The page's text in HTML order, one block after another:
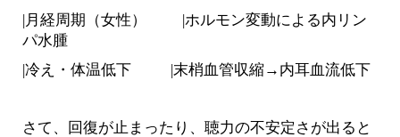
|月経周期（女性）
|ホルモン変動による内リン
パ水腫
|冷え・体温低下
|末梢血管収縮→内耳血流低下
さて、回復が止まったり、聴力の不安定さが出ると